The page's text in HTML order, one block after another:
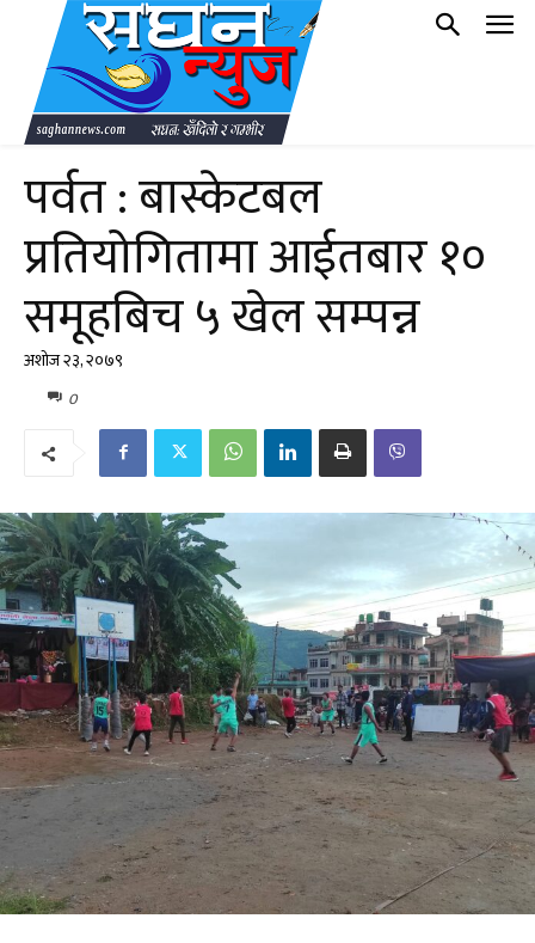
पर्वत : बास्केटबल
प्रतियोगितामा आईतबार १०
समूहबिच ५ खेल सम्पन्न
अशोज २३, २०७९
0